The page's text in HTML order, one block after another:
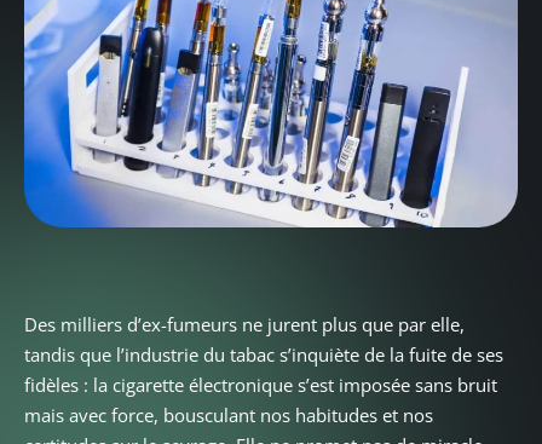
Des milliers d’ex-fumeurs ne jurent plus que par elle,
tandis que l’industrie du tabac s’inquiète de la fuite de ses
fidèles : la cigarette électronique s’est imposée sans bruit
mais avec force, bousculant nos habitudes et nos